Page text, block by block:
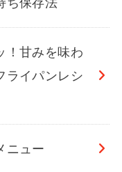
ち保存法
！甘みを味わ
ライパンレシ
ニュー